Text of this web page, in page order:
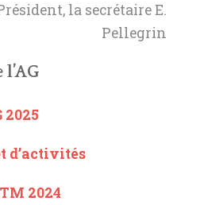
la secrétaire E.
Pellegrin
d’activités
2024